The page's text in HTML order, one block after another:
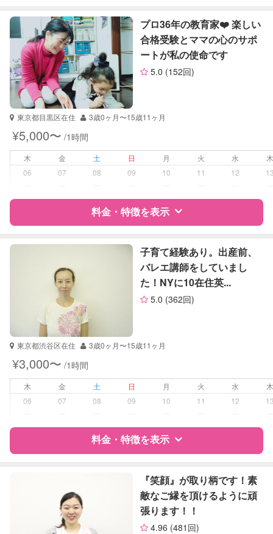
特徴 料金 レビュー
サポートの特徴
資格
企業型割引対象(旧内閣府補助対象)
自治体届出済ベビーシッター
学校/塾の補習・宿題
小学生
中学生
対応科目
英語
英会話
TOEIC
プロ36年の教育家❤️ 楽しい
合格受験とママの心のサポ
ートが私の使命です
5.0 (152回)
東京都目黒区在住 3歳0ヶ月〜15歳11ヶ月
¥5,000〜 /1時間
木 金 土 日 月 火 水
06
07 08 09 10 11 12
料金・特徴を表示
特徴 料金 レビュー
サポートの特徴
学校/塾の補習・宿題 小学生
対応科目
国語
算数
子育て経験あり。出産前、
バレエ講師をしていまし
た！NYに10在住英...
5.0 (362回)
東京都渋谷区在住 3歳0ヶ月〜15歳11ヶ月
¥3,000〜 /1時間
木 金 土 日 月 火 水
06
07 08 09 10 11 12
料金・特徴を表示
サポートの特徴
『笑顔』が取り柄です！素
敵なご縁を頂けるように頑
張ります！！
4.96 (481回)